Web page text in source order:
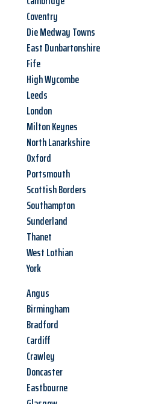
Coventry
Die Medway Towns
East Dunbartonshire
Fife
High Wycombe
Leeds
London
Milton Keynes
North Lanarkshire
Oxford
Portsmouth
Scottish Borders
Southampton
Sunderland
Thanet
West Lothian
York
Angus
Birmingham
Bradford
Cardiff
Crawley
Doncaster
Eastbourne